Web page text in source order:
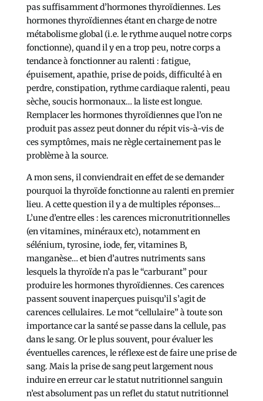
pas suffisamment d’hormones thyroïdiennes. Les
hormones thyroïdiennes étant en charge de notre
métabolisme global (i.e. le rythme auquel notre corps
fonctionne), quand il y en a trop peu, notre corps a
tendance à fonctionner au ralenti : fatigue,
épuisement, apathie, prise de poids, difficulté à en
perdre, constipation, rythme cardiaque ralenti, peau
sèche, soucis hormonaux… la liste est longue.
Remplacer les hormones thyroïdiennes que l’on ne
produit pas assez peut donner du répit vis-à-vis de
ces symptômes, mais ne règle certainement pas le
problème à la source.
A mon sens, il conviendrait en effet de se demander
pourquoi la thyroïde fonctionne au ralenti en premier
lieu. A cette question il y a de multiples réponses…
L’une d’entre elles : les carences micronutritionnelles
(en vitamines, minéraux etc), notamment en
sélénium, tyrosine, iode, fer, vitamines B,
manganèse… et bien d’autres nutriments sans
lesquels la thyroïde n’a pas le “carburant” pour
produire les hormones thyroïdiennes. Ces carences
passent souvent inaperçues puisqu’il s’agit de
carences cellulaires. Le mot “cellulaire” à toute son
importance car la santé se passe dans la cellule, pas
dans le sang. Or le plus souvent, pour évaluer les
éventuelles carences, le réflexe est de faire une prise de
sang. Mais la prise de sang peut largement nous
induire en erreur car le statut nutritionnel sanguin
n’est absolument pas un reflet du statut nutritionnel